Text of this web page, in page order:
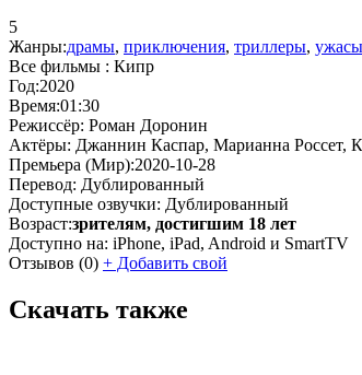
5
Жанры:драмы, приключения, триллеры, ужасы
Все фильмы : Кипр
Год:2020
Время:01:30
Режиссёр: Роман Доронин
Актёры: Джаннин Каспар, Марианна Россет,
Премьера (Мир):2020-10-28
Перевод: Дублированный
Доступные озвучки: Дублированный
Возраст:зрителям, достигшим 18 лет
Доступно на: iPhone, iPad, Android и SmartTV
Отзывов (0) + Добавить свой
Скачать также